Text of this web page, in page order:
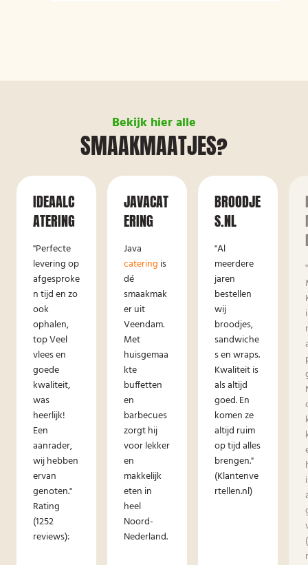
Bekijk hier alle
SMAAKMAATJES?
IDEAALC
ATERING
"Perfecte
levering op
afgesproke
n tijd en zo
ook
ophalen,
top Veel
vlees en
goede
kwaliteit,
was
heerlijk!
Een
aanrader,
wij hebben
ervan
genoten."
Rating
(1252
reviews):
JAVACAT
ERING
Java
catering is
dé
smaakmak
er uit
Veendam.
Met
huisgemaa
kte
buffetten
en
barbecues
zorgt hij
voor lekker
en
makkelijk
eten in
heel
Noord-
Nederland.
BROODJE
S.NL
"Al
meerdere
jaren
bestellen
wij
broodjes,
sandwiche
s en wraps.
Kwaliteit is
als altijd
goed. En
komen ze
altijd ruim
op tijd alles
brengen."
(Klantenve
rtellen.nl)